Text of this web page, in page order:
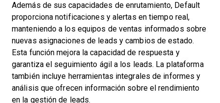
Además de sus capacidades de enrutamiento, Default
proporciona notificaciones y alertas en tiempo real,
manteniendo a los equipos de ventas informados sobre
nuevas asignaciones de leads y cambios de estado.
Esta función mejora la capacidad de respuesta y
garantiza el seguimiento ágil a los leads. La plataforma
también incluye herramientas integrales de informes y
análisis que ofrecen información sobre el rendimiento
en la gestión de leads.